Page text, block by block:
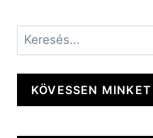
Keresés
KÖVESSEN